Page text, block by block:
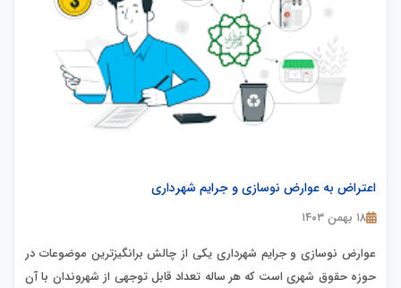
اعتراض به عوارض نوسازی و جرایم شهرداری
۱۸ بهمن ۱۴۰۳
عوارض نوسازی و جرایم شهرداری یکی از چالش برانگیزترین موضوعات در
حوزه حقوق شهری است که هر ساله تعداد قابل توجهی از شهروندان با آن